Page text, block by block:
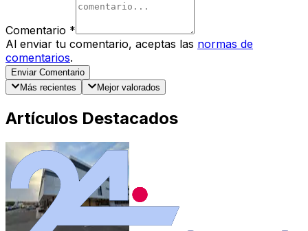
Comentario *
Al enviar tu comentario, aceptas las normas de
comentarios.
Enviar Comentario
Más recientes
Mejor valorados
Artículos Destacados